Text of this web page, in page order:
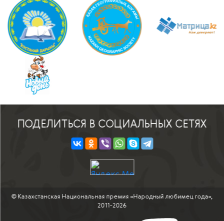
ПОДЕЛИТЬСЯ В СОЦИАЛЬНЫХ СЕТЯХ
© Казахстанская Национальная премия «Народный любимец года»,
2011-2026